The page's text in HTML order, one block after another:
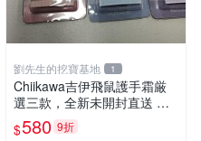
劉先生的挖寶基地 1
Chiikawa吉伊飛鼠護手霜厳
選三款，全新未開封直送 飛
鼠 護手霜 吉伊三款 新貨
$580 9折